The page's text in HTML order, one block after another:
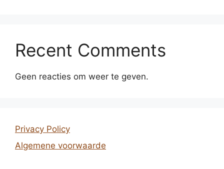
Recent Comments
Geen reacties om weer te geven.
Privacy Policy
Algemene voorwaarde